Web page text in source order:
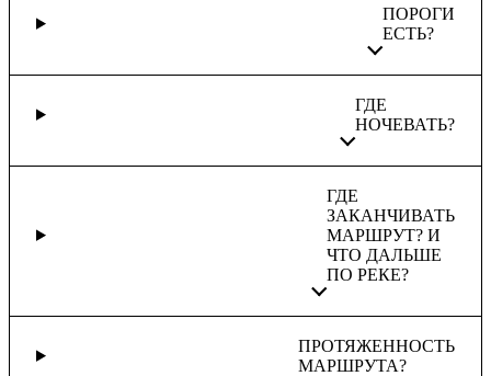
ПОРОГИ
ЕСТЬ?
ГДЕ
НОЧЕВАТЬ?
ГДЕ
ЗАКАНЧИВАТЬ
МАРШРУТ? И
ЧТО ДАЛЬШЕ
ПО РЕКЕ?
ПРОТЯЖЕННОСТЬ
МАРШРУТА?